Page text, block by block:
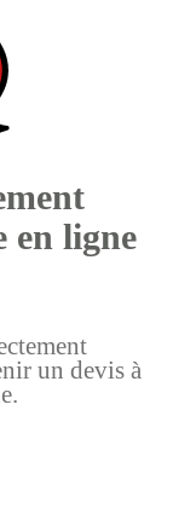
en ligne
un devis à